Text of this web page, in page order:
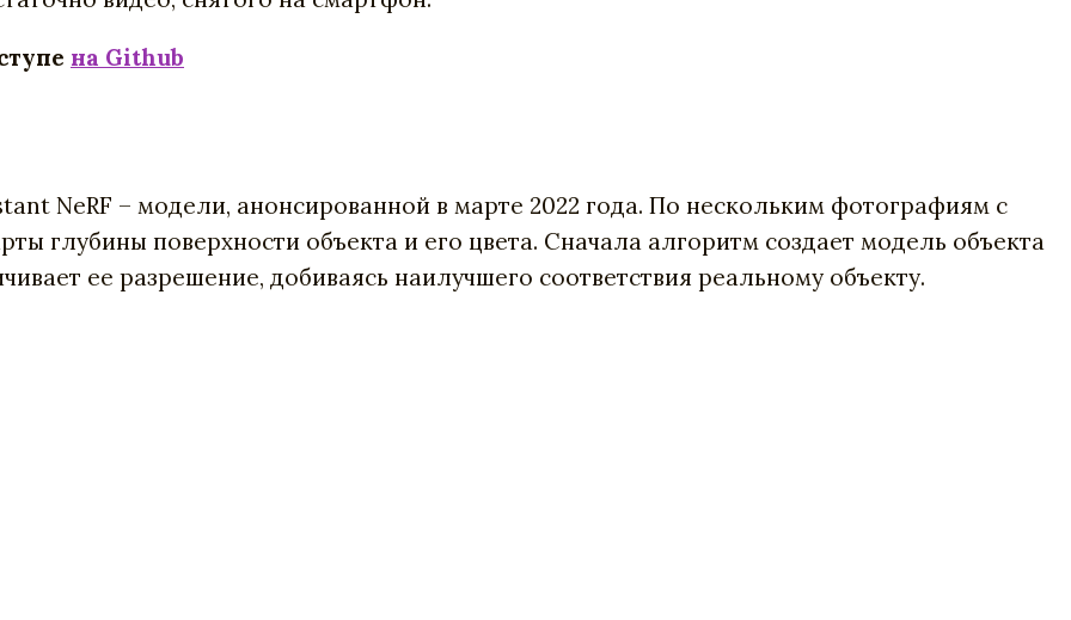
на Github
NeRF – модели, анонсированной в марте 2022 года. По нескольким фотографиям с
глубины поверхности объекта и его цвета. Сначала алгоритм создает модель объекта
ее разрешение, добиваясь наилучшего соответствия реальному объекту.